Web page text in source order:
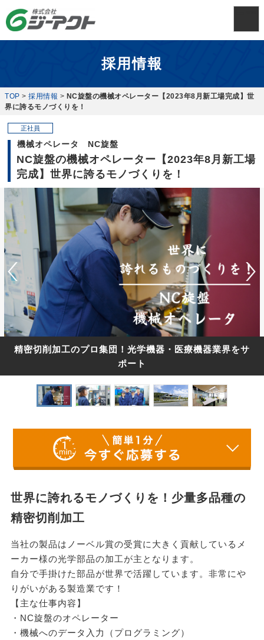
採用情報
TOP > 採用情報 > NC旋盤の機械オペレーター【2023年8月新工場完成】世
界に誇るモノづくりを！
正社員
機械オペレータ NC旋盤
NC旋盤の機械オペレーター【2023年8月新工場
完成】世界に誇るモノづくりを！
精密切削加工のプロ集団！光学機器・医療機器業界をサ
ポート
世界に誇れるモノづくりを！少量多品種の
精密切削加工
当社の製品はノーベル賞の受賞に大きく貢献しているメ
ーカー様の光学部品の加工が主となります。
自分で手掛けた部品が世界で活躍しています。非常にや
りがいがある製造業です！
【主な仕事内容】
・NC旋盤のオペレーター
・機械へのデータ入力（プログラミング）